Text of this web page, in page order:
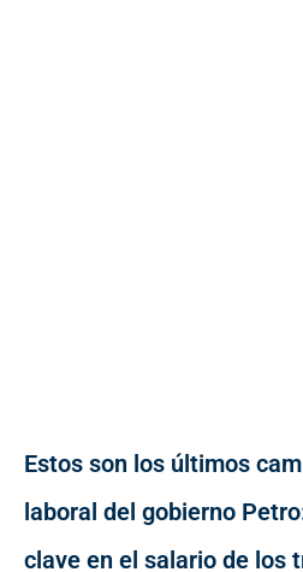
Estos son los últimos
laboral del gobierno
clave en el salario de los